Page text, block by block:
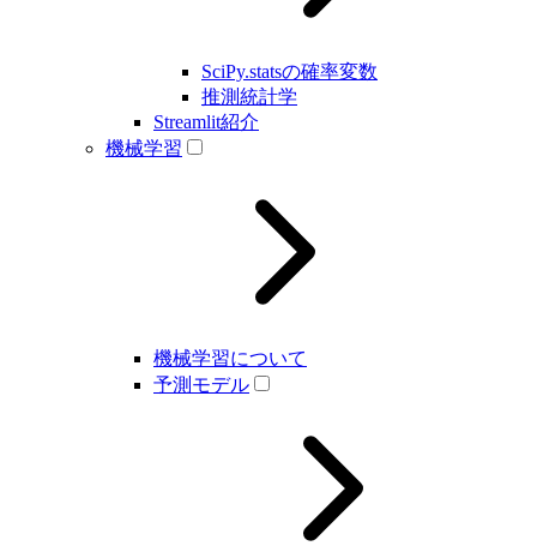
SciPy.statsの確率変数
推測統計学
Streamlit紹介
機械学習
機械学習について
予測モデル